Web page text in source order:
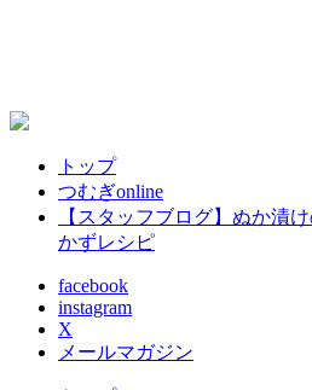
トップ
つむぎonline
【スタッフブログ】ぬか漬
かずレシピ
facebook
instagram
X
メールマガジン